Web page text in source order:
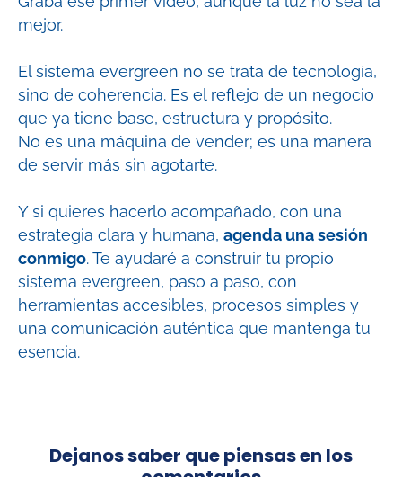
mejor.
El sistema evergreen no se trata de tecnología,
sino de coherencia. Es el reflejo de un negocio
que ya tiene base, estructura y propósito.
No es una máquina de vender; es una manera
de servir más sin agotarte.
Y si quieres hacerlo acompañado, con una
estrategia clara y humana, agenda una sesión
conmigo. Te ayudaré a construir tu propio
sistema evergreen, paso a paso, con
herramientas accesibles, procesos simples y
una comunicación auténtica que mantenga tu
esencia.
Dejanos saber que piensas en los